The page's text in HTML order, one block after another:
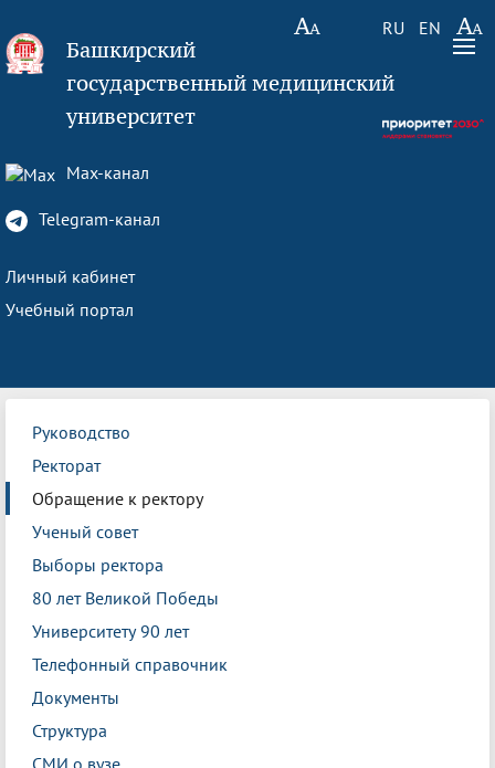
RU EN
Башкирский
государственный медицинский
университет
Max-канал
Telegram-канал
Личный кабинет
Учебный портал
Руководство
Ректорат
Обращение к ректору
Ученый совет
Выборы ректора
80 лет Великой Победы
Университету 90 лет
Телефонный справочник
Документы
Структура
СМИ о вузе